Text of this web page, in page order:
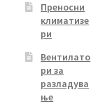
Преносни
климатизе
ри
Вентилато
ри за
разладува
ње